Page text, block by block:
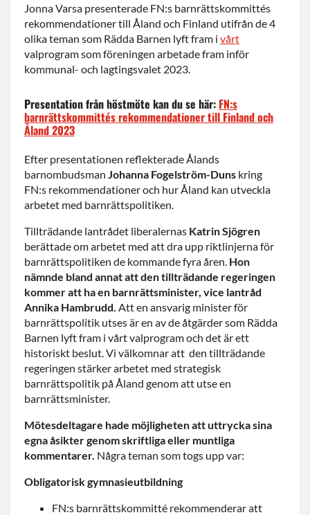
Jonna Varsa presenterade FN:s barnrättskommittés
rekommendationer till Åland och Finland utifrån de 4
olika teman som Rädda Barnen lyft fram i vårt
valprogramsom föreningen arbetade fram inför
kommunal- och lagtingsvalet 2023.
Presentation från höstmöte kan du se här: FN:s
barnrättskommittés rekommendationer till Finland och
Åland 2023
Efter presentationen reflekterade Ålands
barnombudsman Johanna Fogelström-Duns kring
FN:s rekommendationer och hur Åland kan utveckla
arbetet med barnrättspolitiken.
Tillträdande lantrådet liberalernas Katrin Sjögren
berättade om arbetet med att dra upp riktlinjerna för
barnrättspolitiken de kommande fyra åren. Hon
nämnde bland annat att den tillträdande regeringen
kommer att ha en barnrättsminister, vice lantråd
Annika Hambrudd. Att en ansvarig minister för
barnrättspolitik utses är en av de åtgärder som Rädda
Barnen lyft fram i vårt valprogram och det är ett
historiskt beslut. Vi välkomnar att den tillträdande
regeringen stärker arbetet med strategisk
barnrättspolitik på Åland genom att utse en
barnrättsminister.
Mötesdeltagare hade möjligheten att uttrycka sina
egna åsikter genom skriftliga eller muntliga
kommentarer. Några teman som togs upp var:
Obligatorisk gymnasieutbildning
FN:s barnrättskommitté rekommenderar att